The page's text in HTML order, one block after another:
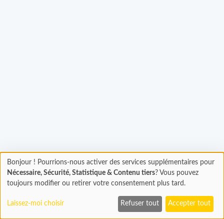
Chargement
En cours...
Bonjour ! Pourrions-nous activer des services supplémentaires pour
Nécessaire, Sécurité, Statistique & Contenu tiers? Vous pouvez
toujours modifier ou retirer votre consentement plus tard.
Laissez-moi choisir Refuser tout Accepter tout